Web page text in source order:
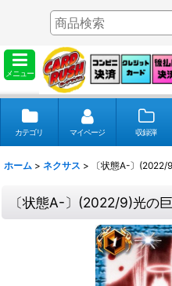
メニュー
カテゴリ マイページ 収録弾
ホーム > ネクサス > 〔状態A-〕
〔状態A-〕(2022/9)光の